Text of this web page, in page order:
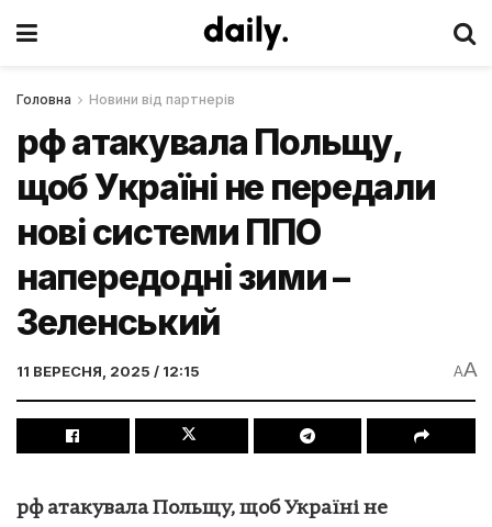
Головна Новини від партнерів
рф атакувала Польщу,
щоб Україні не передали
нові системи ППО
напередодні зими –
Зеленський
11 ВЕРЕСНЯ, 2025 / 12:15 AA
рф атакувала Польщу, щоб Україні не